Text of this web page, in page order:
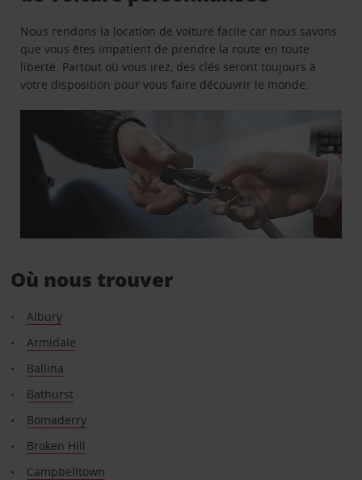
Nous rendons la location de voiture facile car nous savons
que vous êtes impatient de prendre la route en toute
liberté. Partout où vous irez, des clés seront toujours à
votre disposition pour vous faire découvrir le monde.
Où nous trouver
Albury
Armidale
Ballina
Bathurst
Bomaderry
Broken Hill
Campbelltown